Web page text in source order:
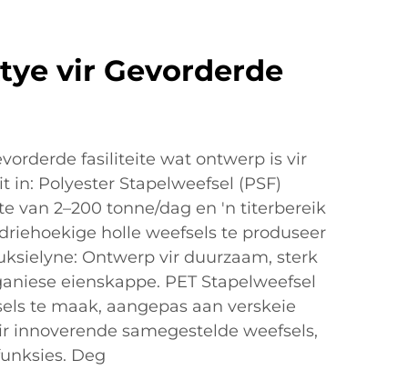
vir Gevorderde
fasiliteite wat ontwerp is vir
Polyester Stapelweefsel (PSF)
van 2–200 tonne/dag en 'n titerbereik
holle weefsels te produseer
Ontwerp vir duurzaam, sterk
eienskappe. PET Stapelweefsel
te maak, aangepas aan verskeie
samegestelde weefsels,
Deg